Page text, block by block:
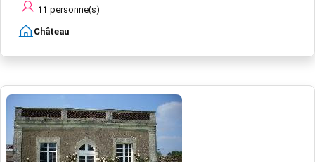
11 personne(s)
Château